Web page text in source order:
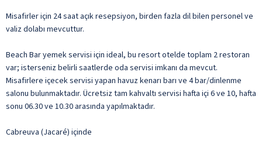
Misafirler için 24 saat açık resepsiyon, birden fazla dil bilen personel ve
valiz dolabı mevcuttur.
Beach Bar yemek servisi için ideal, bu resort otelde toplam 2 restoran
var; isterseniz belirli saatlerde oda servisi imkanı da mevcut.
Misafirlere içecek servisi yapan havuz kenarı barı ve 4 bar/dinlenme
salonu bulunmaktadır. Ücretsiz tam kahvaltı servisi hafta içi 6 ve 10, hafta
sonu 06.30 ve 10.30 arasında yapılmaktadır.
Cabreuva (Jacaré) içinde